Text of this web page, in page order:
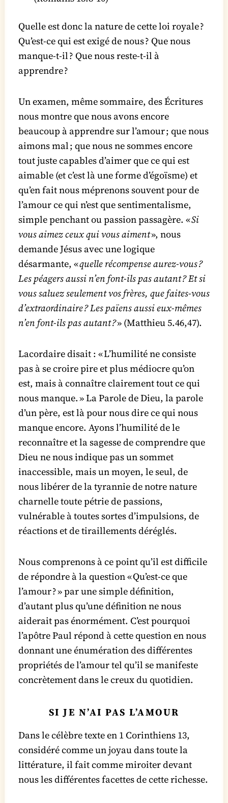
Quelle est donc la nature de cette loi royale ?
Qu’est-ce qui est exigé de nous ? Que nous
manque-​t‑il ? Que nous reste-​t‑il à
apprendre ?
Un examen, même sommaire, des Écritures
nous montre que nous avons encore
beaucoup à apprendre sur l’amour ; que nous
aimons mal ; que nous ne sommes encore
tout juste capables d’aimer que ce qui est
aimable (et c’est là une forme d’égoïsme) et
qu’en fait nous méprenons souvent pour de
l’amour ce qui n’est que sentimentalisme,
simple penchant ou passion passagère. «Si
vous aimez ceux qui vous aiment», nous
demande Jésus avec une logique
désarmante, «quelle récompense aurez-vous ?
Les péagers aussi n’en font-ils pas autant ? Et si
vous saluez seulement vos frères, que faites-vous
d’extraordinaire ? Les païens aussi eux-mêmes
n’en font-ils pas autant ?» (Matthieu 5.46,47).
Lacordaire disait : « L’humilité ne consiste
pas à se croire pire et plus médiocre qu’on
est, mais à connaître clairement tout ce qui
nous manque. » La Parole de Dieu, la parole
d’un père, est là pour nous dire ce qui nous
manque encore. Ayons l’humilité de le
reconnaître et la sagesse de comprendre que
Dieu ne nous indique pas un sommet
inaccessible, mais un moyen, le seul, de
nous libérer de la tyrannie de notre nature
charnelle toute pétrie de passions,
vulnérable à toutes sortes d’impulsions, de
réactions et de tiraillements déréglés.
Nous comprenons à ce point qu’il est difficile
de répondre à la question « Qu’est-ce que
l’amour ? » par une simple définition,
d’autant plus qu’une définition ne nous
aiderait pas énormément. C’est pourquoi
l’apôtre Paul répond à cette question en nous
donnant une énumération des différentes
propriétés de l’amour tel qu’il se manifeste
concrètement dans le creux du quotidien.
SI JE N’AI PAS L’AMOUR
Dans le célèbre texte en 1 Corinthiens 13,
considéré comme un joyau dans toute la
littérature, il fait comme miroiter devant
nous les différentes facettes de cette richesse.